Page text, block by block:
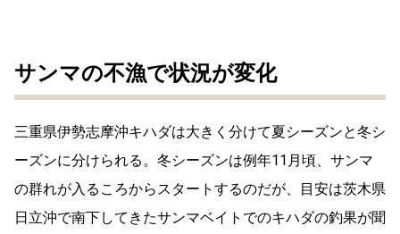
サンマの不漁で状況が変化
三重県伊勢志摩沖キハダは大きく分けて夏シーズンと冬シ
ーズンに分けられる。冬シーズンは例年11月頃、サンマ
の群れが入るころからスタートするのだが、目安は茨木県
日立沖で南下してきたサンマベイトでのキハダの釣果が聞